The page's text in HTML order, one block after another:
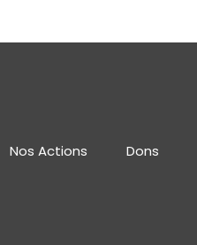
Nos Actions Dons